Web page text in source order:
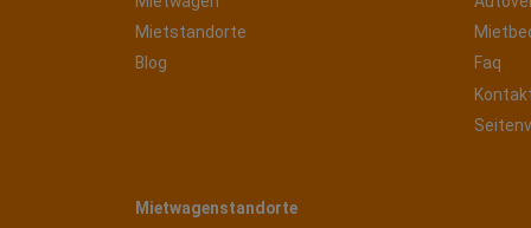
Mietstandorte
Blog
Faq
Mietwagenstandorte